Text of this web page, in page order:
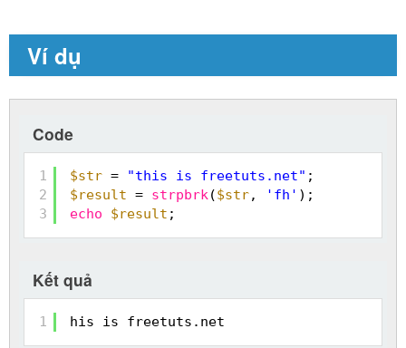
Ví dụ
Code
1
2
3
$str = "this is freetuts.net" ;
$result = strpbrk($str, 'fh' );
echo
$result ;
Kết quả
1 his is freetuts.net